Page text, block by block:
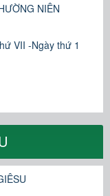
NIÊN
VII -Ngày thứ 1